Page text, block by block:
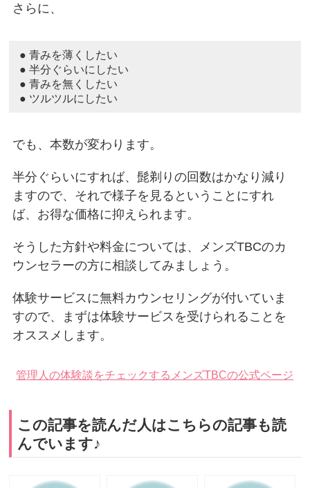
さらに、
● 青みを薄くしたい
● 半分ぐらいにしたい
● 青みを無くしたい
● ツルツルにしたい
でも、本数が変わります。
半分ぐらいにすれば、髭剃りの回数はかなり減り
ますので、それで様子を見るということにすれ
ば、お得な価格に抑えられます。
そうした方針や料金については、メンズTBCのカ
ウンセラーの方に相談してみましょう。
体験サービスに無料カウンセリングが付いていま
すので、まずは体験サービスを受けられることを
オススメします。
管理人の体験談をチェックする メンズTBCの公式ページ
この記事を読んだ人はこちらの記事も読
んでいます♪